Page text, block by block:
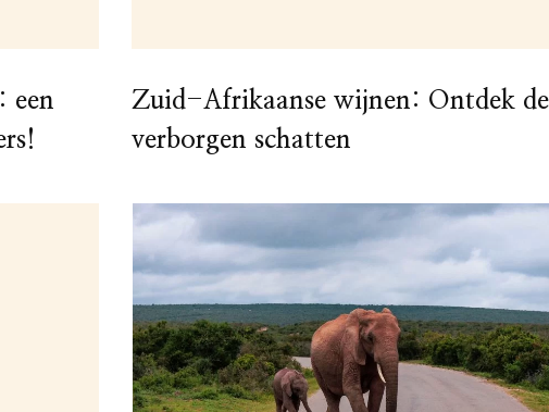
een
Zuid-Afrikaanse wijnen: Ontdek de
verborgen schatten